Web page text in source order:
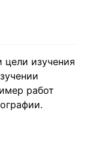
цели изучения
работ